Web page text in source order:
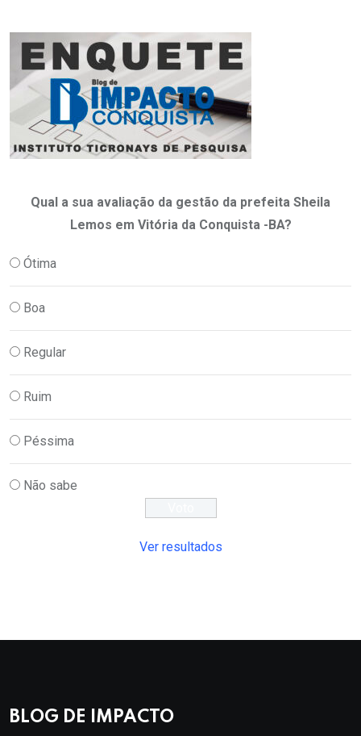
Qual a sua avaliação da gestão da prefeita Sheila
Lemos em Vitória da Conquista -BA?
Ótima
Boa
Regular
Ruim
Péssima
Não sabe
Ver resultados
BLOG DE IMPACTO